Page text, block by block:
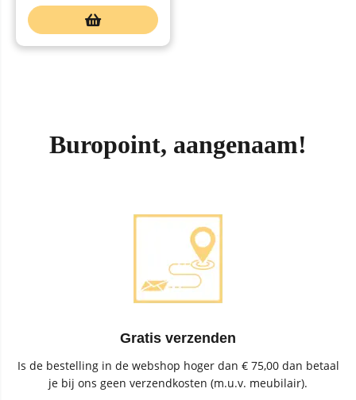
Buropoint, aangenaam!
Gratis verzenden
Is de bestelling in de webshop hoger dan € 75,00 dan betaal
je bij ons geen verzendkosten (m.u.v. meubilair).